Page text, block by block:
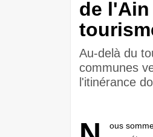
de
Au-delà du
communes
l'itinérance
ous